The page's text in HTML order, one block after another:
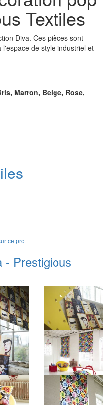
Textiles
Diva. Ces pièces sont
de style industriel et
Marron, Beige, Rose,
ce pro
- Prestigious